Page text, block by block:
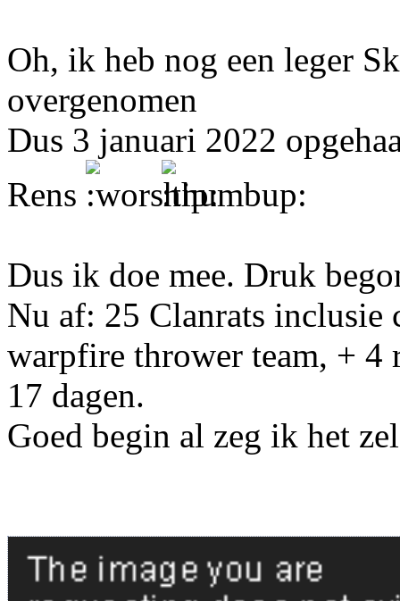
Oh, ik heb nog een leger
overgenomen
Dus 3 januari 2022
Rens
Dus ik doe mee. Druk
Nu af: 25 Clanrats inclusie
warpfire thrower team, + 4
17 dagen.
Goed begin al zeg ik het